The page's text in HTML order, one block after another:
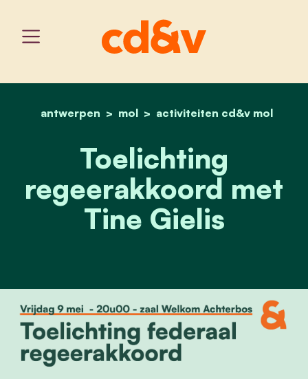
home
antwerpen mol activiteiten cd&v mol
toelichting
Toelichting
regeerakkoord met
Tine Gielis